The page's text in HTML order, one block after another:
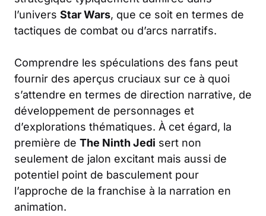
l’univers Star Wars, que ce soit en termes de
tactiques de combat ou d’arcs narratifs.
Comprendre les spéculations des fans peut
fournir des aperçus cruciaux sur ce à quoi
s’attendre en termes de direction narrative, de
développement de personnages et
d’explorations thématiques. À cet égard, la
première de The Ninth Jedi sert non
seulement de jalon excitant mais aussi de
potentiel point de basculement pour
l’approche de la franchise à la narration en
animation.